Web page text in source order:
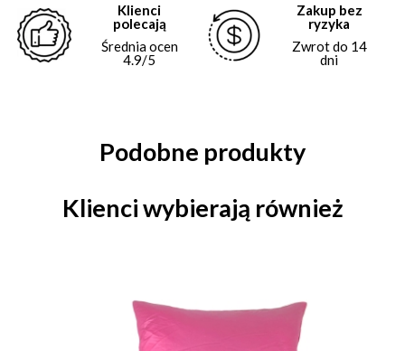
Klienci
polecają
Średnia ocen
4.9/5
Zakup bez
ryzyka
Zwrot do 14
dni
Podobne produkty
Klienci wybierają również